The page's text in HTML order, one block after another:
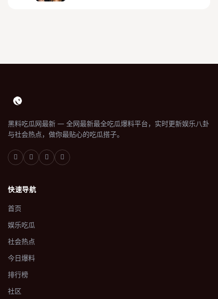
黑料吃瓜网最新 — 全网最新最全吃瓜爆料平台，实时更新娱乐八卦
与社会热点，做你最贴心的吃瓜搭子。
快速导航
首页
娱乐吃瓜
社会热点
今日爆料
排行榜
社区